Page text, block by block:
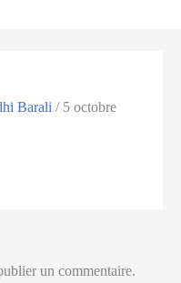
Barali / 5 octobre
un commentaire.